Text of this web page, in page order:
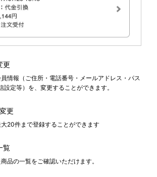
更
情報（ご住所・電話番号・メールアドレス・パス
設定等）を、変更することができます。
更
20件まで登録することができます
覧
品の一覧をご確認いただけます。